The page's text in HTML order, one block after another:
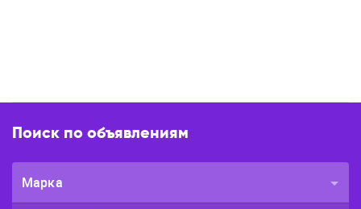
Поиск по объявлениям
Марка